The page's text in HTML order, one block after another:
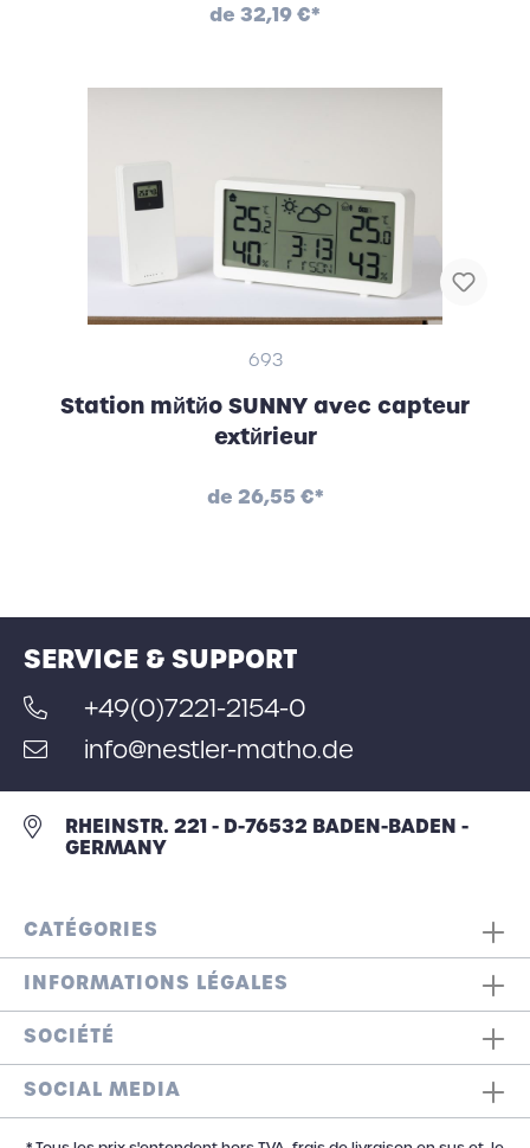
de 32,19 €*
693
Station mйtйo SUNNY avec capteur
extйrieur
de 26,55 €*
SERVICE & SUPPORT
+49(0)7221-2154-0
info@nestler-matho.de
RHEINSTR. 221 - D-76532 BADEN-BADEN -
GERMANY
CATÉGORIES
INFORMATIONS LÉGALES
SOCIÉTÉ
SOCIAL MEDIA